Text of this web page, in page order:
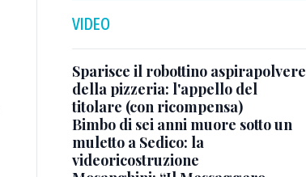
VIDEO
Sparisce il robottino aspirapolvere
della pizzeria: l'appello del
titolare (con ricompensa)
Bimbo di sei anni muore sotto un
muletto a Sedico: la
videoricostruzione